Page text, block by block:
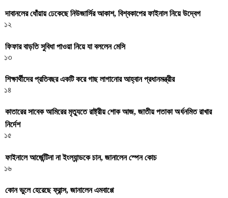
দাবানলের ধোঁয়ায় ঢেকেছে নিউজার্সির আকাশ, বিশ্বকাপের ফাইনাল নিয়ে উদ্বেগ
১২
ফিফার বাড়তি সুবিধা পাওয়া নিয়ে যা বললেন মেসি
১৩
শিক্ষার্থীদের প্রতিবছর একটি করে গাছ লাগানোর আহ্বান প্রধানমন্ত্রীর
১৪
কাতারের সাবেক আমিরের মৃত্যুতে রাষ্ট্রীয় শোক আজ, জাতীয় পতাকা অর্ধনমিত রাখার
নির্দেশ
১৫
ফাইনালে আর্জেন্টিনা না ইংল্যান্ডকে চান, জানালেন স্পেন কোচ
১৬
কোন ভুলে হেরেছে ফ্রান্স, জানালেন এমবাপ্পে